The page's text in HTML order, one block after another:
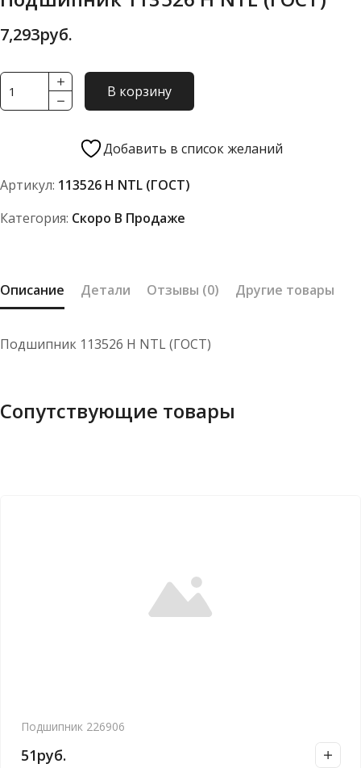
7,293руб.
Количество
товара
NTL
В корзину
Добавить в список желаний
Артикул: 113526 Н NTL (ГОСТ)
Категория: Скоро В Продаже
Описание Детали Отзывы (0) Другие товары
Подшипник 113526 Н NTL (ГОСТ)
Сопутствующие товары
Подшипник 226906
51руб.